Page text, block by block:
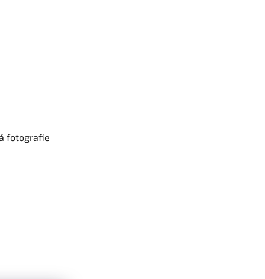
fotografie